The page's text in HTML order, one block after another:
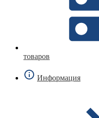
товаров
Информация